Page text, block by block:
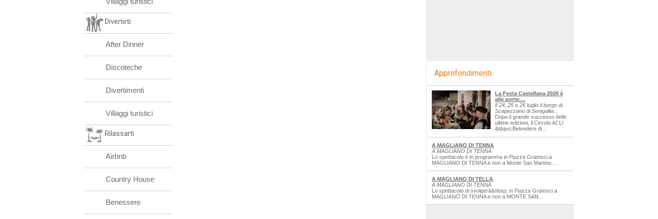
Divertirti
After Dinner
Discoteche
Divertimenti
Villaggi turistici
Rilassarti
Airbnb
Country House
Benessere
Approfondimenti
La Festa Castellana 2026 è
alle porte:...
Il 24, 25 e 26 luglio il borgo di
Scapezzano di Senigallia...
Dopo il grande successo delle
ultime edizioni, il Circolo ACLI
&ldquo;Belvedere di...
A MAGLIANO DI TENNA
A MAGLIANO DI TENNA
Lo spettacolo è in programma in Piazza Gramsci a
MAGLIANO DI TENNA e non a Monte San Martino...
A MAGLIANO DI TELLA
A MAGLIANO DI TENNA
Lo spettacolo di svolgerà&nbsp; in Piazza Gramsci a
MAGLIANO DI TENNA e non a MONTE SAN...